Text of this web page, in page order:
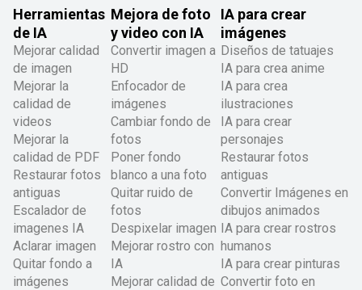
Herramientas
de IA
Mejorar calidad
de imagen
Mejorar la
calidad de
videos
Mejorar la
calidad de PDF
Restaurar fotos
antiguas
Escalador de
imagenes IA
Aclarar imagen
Quitar fondo a
imágenes
Mejora de foto
y video con IA
Convertir imagen a
HD
Enfocador de
imágenes
Cambiar fondo de
fotos
Poner fondo
blanco a una foto
Quitar ruido de
fotos
Despixelar imagen
Mejorar rostro con
IA
Mejorar calidad de
IA para crear
imágenes
Diseños de tatuajes
IA para crea anime
IA para crea
ilustraciones
IA para crear
personajes
Restaurar fotos
antiguas
Convertir Imágenes en
dibujos animados
IA para crear rostros
humanos
IA para crear pinturas
Convertir foto en